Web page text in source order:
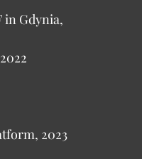
in Gdynia,
2023